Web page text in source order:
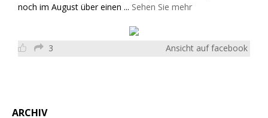
noch im August über einen ... Sehen Sie mehr
3 Ansicht auf facebook
ARCHIV